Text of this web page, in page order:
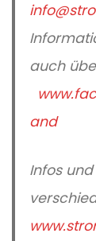
auch
and
Infos und